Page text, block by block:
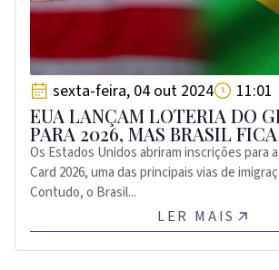
sexta-feira, 04 out 2024 11:01
EUA LANÇAM LOTERIA DO
PARA 2026, MAS BRASIL
Os Estados Unidos abriram inscrições para
Card 2026, uma das principais vias de
Contudo, o Brasil...
LER MAIS